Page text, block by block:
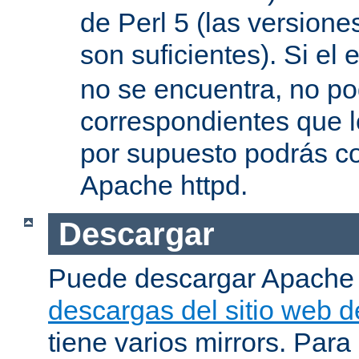
de Perl 5 (las
son suficientes). Si el
no se encuentra, no
correspondientes que
por supuesto podrás
Apache httpd.
Descargar
Puede descargar
descargas del sitio web
tiene varios mirrors.